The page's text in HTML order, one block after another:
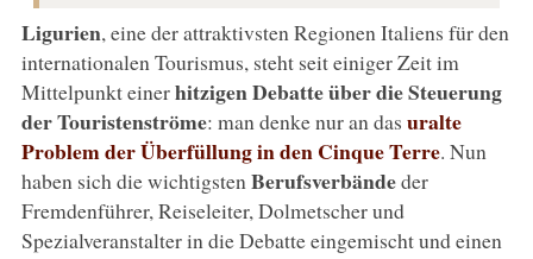
Ligurien, eine der attraktivsten Regionen Italiens für den
internationalen Tourismus, steht seit einiger Zeit im
Mittelpunkt einerhitzigen Debatte über die Steuerung
der Touristenströme: man denke nur an das uralte
Problem der Überfüllung in den Cinque Terre. Nun
haben sich die wichtigsten Berufsverbändeder
Fremdenführer, Reiseleiter, Dolmetscher und
Spezialveranstalter in die Debatte eingemischt und einen